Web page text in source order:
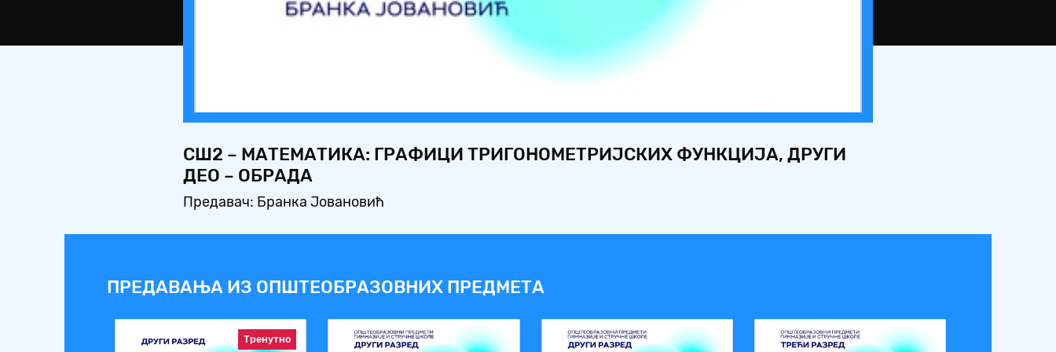
СШ2 – МАТЕМАТИКА: ГРАФИЦИ ТРИГОНОМЕТРИЈСКИХ ФУНКЦИЈА, ДРУГИ
ДЕО – ОБРАДА
Предавач: Бранка Јовановић
ПРЕДАВАЊА ИЗ ОПШТЕОБРАЗОВНИХ ПРЕДМЕТА
Тренутно